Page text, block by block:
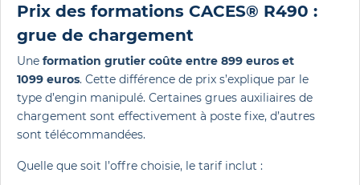
Prix des formations CACES® R490 :
grue de chargement
Une formation grutier coûte entre 899 euros et
1099 euros. Cette différence de prix s’explique par le
type d’engin manipulé. Certaines grues auxiliaires de
chargement sont effectivement à poste fixe, d’autres
sont télécommandées.
Quelle que soit l’offre choisie, le tarif inclut :